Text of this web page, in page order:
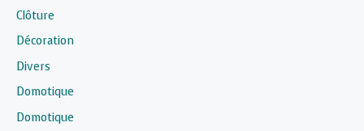
Clôture
Décoration
Divers
Domotique
Domotique